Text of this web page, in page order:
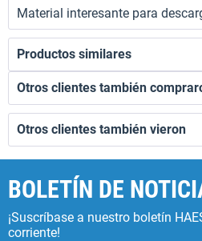
Material interesante para
Productos similares
Otros clientes también
Otros clientes también vieron
BOLETÍN DE
¡Suscríbase a nuestro boletín
corriente!